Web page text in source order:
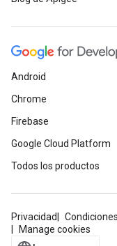
Android
Chrome
Firebase
Google Cloud Platform
Todos los productos
Privacidad
Manage cookies